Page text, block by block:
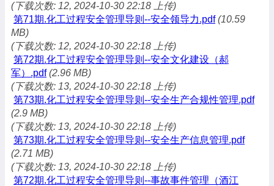
(下载次数: 12, 2024-10-30 22:18 上传)
第71期.化工过程安全管理导则--安全领导力.pdf (10.59
MB)
(下载次数: 12, 2024-10-30 22:18 上传)
第72期.化工过程安全管理导则--安全文化建设（郝
军）.pdf (2.96 MB)
(下载次数: 13, 2024-10-30 22:18 上传)
第73期.化工过程安全管理导则--安全生产合规性管理.pdf
(2.9 MB)
(下载次数: 13, 2024-10-30 22:18 上传)
第73期.化工过程安全管理导则--安全生产信息管理.pdf
(2.71 MB)
(下载次数: 13, 2024-10-30 22:18 上传)
第72期.化工过程安全管理导则--事故事件管理（酒江